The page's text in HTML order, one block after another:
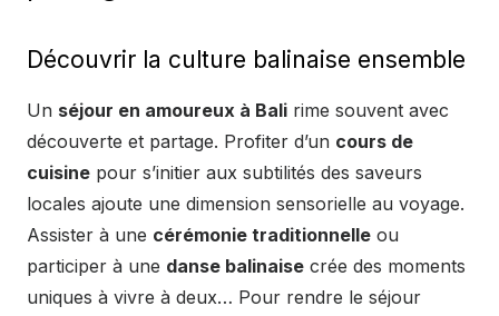
Découvrir la culture balinaise ensemble
Un séjour en amoureux à Bali rime souvent avec
découverte et partage. Profiter d’un cours de
cuisine pour s’initier aux subtilités des saveurs
locales ajoute une dimension sensorielle au voyage.
Assister à une cérémonie traditionnelle ou
participer à une danse balinaise crée des moments
uniques à vivre à deux… Pour rendre le séjour